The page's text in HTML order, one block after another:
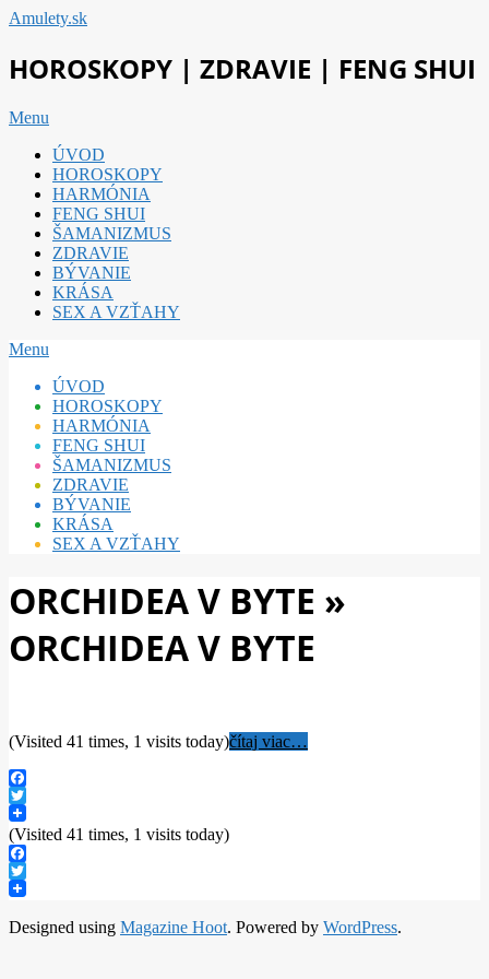
Skip
content
Amulety.sk
HOROSKOPY | ZDRAVIE | FENG SHUI
Primary
Menu
Menu
ÚVOD
HOROSKOPY
HARMÓNIA
FENG SHUI
ŠAMANIZMUS
ZDRAVIE
BÝVANIE
KRÁSA
SEX A VZŤAHY
Secondary
Menu
Menu
ÚVOD
HOROSKOPY
HARMÓNIA
FENG SHUI
ŠAMANIZMUS
ZDRAVIE
BÝVANIE
KRÁSA
SEX A VZŤAHY
ORCHIDEA V BYTE »
ORCHIDEA V BYTE
(Visited 41 times, 1 visits today)čítaj viac…
Facebook
Twitter
(Visited 41 times, 1 visits today)
Facebook
Twitter
07-
Designed using Magazine Hoot. Powered by WordPress.